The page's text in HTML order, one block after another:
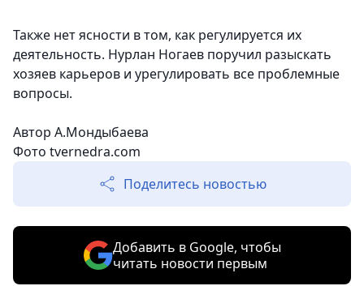
Также нет ясности в том, как регулируется их
деятельность. Нурлан Ногаев поручил разыскать
хозяев карьеров и урегулировать все проблемные
вопросы.
Автор А.Мондыбаева
Фото tvernedra.com
Поделитесь новостью
Добавить в Google, чтобы
читать новости первым